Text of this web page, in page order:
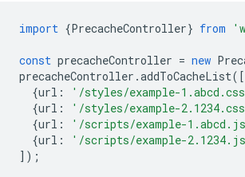
import {PrecacheController} from
const precacheController = new
precacheController .addToCacheList([
{url : '/styles/example-
{url : '/styles/example-
{url : '/scripts/example-
{url : '/scripts/example-
]);